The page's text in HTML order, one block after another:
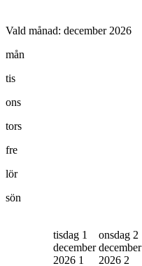
Vald månad: december 2026
mån
tis
ons
tors
fre
lör
sön
tisdag 1
december
2026 1
onsdag 2
december
2026 2